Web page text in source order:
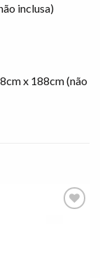
inclusa)
x 188cm (não